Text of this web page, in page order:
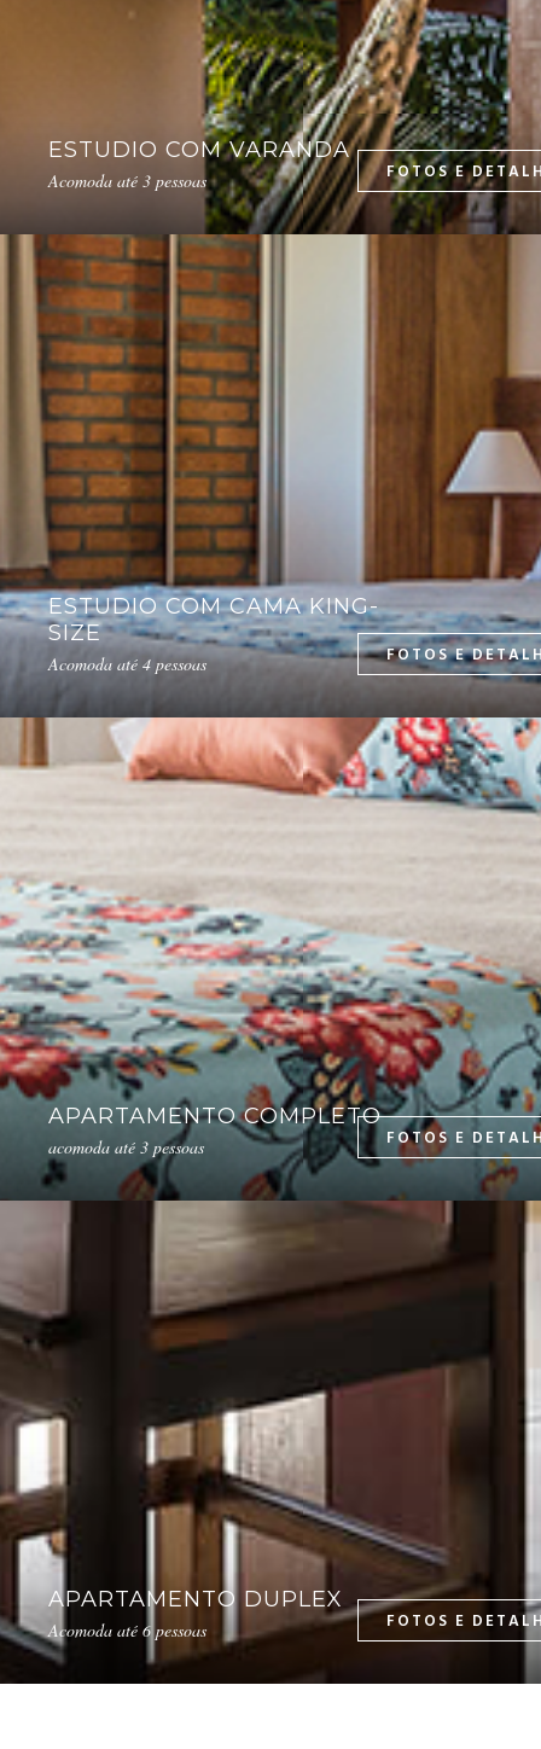
ESTUDIO COM VARANDA
Acomoda até 3 pessoas
ESTUDIO COM CAMA KING-
SIZE
Acomoda até 4 pessoas
APARTAMENTO COMPLETO
acomoda até 3 pessoas
APARTAMENTO DUPLEX
Acomoda até 6 pessoas